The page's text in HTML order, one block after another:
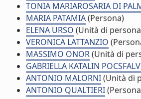
TONIA MARIAROSARIA DI
MARIA PATAMIA(Persona)
ELENA URSO (Unità di
VERONICA LATTANZIO
MASSIMO ONOR(Unità di
GABRIELLA KATALIN
ANTONIO MALORNI(Unità di
ANTONIO QUALTIERI